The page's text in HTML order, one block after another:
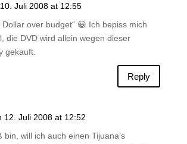
Juli 2008 at 12:55
Dollar over budget“ 😀 Ich bepiss mich
die DVD wird allein wegen dieser
gekauft.
Reply
12. Juli 2008 at 12:52
bin, will ich auch einen Tijuana’s